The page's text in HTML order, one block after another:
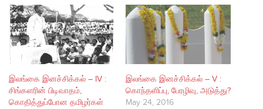
இலங்கை இனச்சிக்கல் – IV :
சிங்களரின் பிடிவாதம்,
கொதித்துப்போன தமிழர்கள்
இலங்கை இனச்சிக்கல் – V :
கொந்தளிப்பு, பேரழிவு, அடுத்து?
May 24, 2016